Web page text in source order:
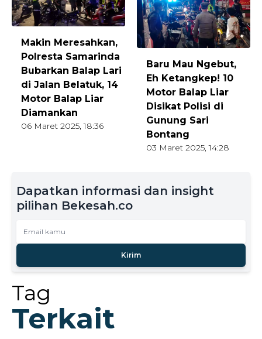
Makin Meresahkan,
Polresta Samarinda
Bubarkan Balap Lari
di Jalan Belatuk, 14
Motor Balap Liar
Diamankan
06 Maret 2025, 18:36
Baru Mau Ngebut,
Eh Ketangkep! 10
Motor Balap Liar
Disikat Polisi di
Gunung Sari
Bontang
03 Maret 2025, 14:28
Dapatkan informasi dan insight
pilihan Bekesah.co
Kirim
Tag
Terkait